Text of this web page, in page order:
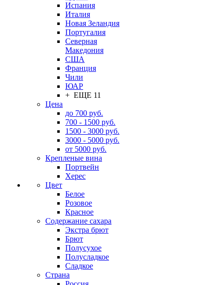
Испания
Италия
Новая Зеландия
Португалия
Северная
Македония
США
Франция
Чили
ЮАР
+ ЕЩЕ 11
Цена
до 700 руб.
700 - 1500 руб.
1500 - 3000 руб.
3000 - 5000 руб.
от 5000 руб.
Крепленые вина
Портвейн
Херес
Цвет
Белое
Розовое
Красное
Содержание сахара
Экстра брют
Брют
Полусухое
Полусладкое
Сладкое
Страна